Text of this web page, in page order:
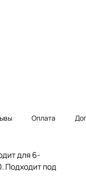
Оплата
для 6-
Подходит под